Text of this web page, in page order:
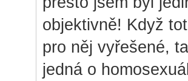
objektivně! Když
pro něj vyřešené,
jedná o